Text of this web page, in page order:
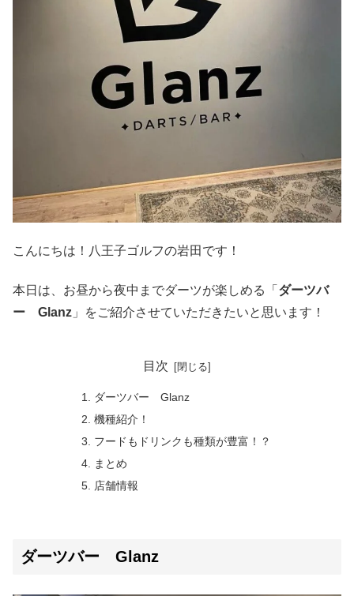
こんにちは！八王子ゴルフの岩田です！
本日は、お昼から夜中までダーツが楽しめる「 ダーツバ
ー Glanz 」をご紹介させていただきたいと思います！
目次
ダーツバー Glanz
機種紹介！
フードもドリンクも種類が豊富！？
まとめ
店舗情報
ダーツバー Glanz